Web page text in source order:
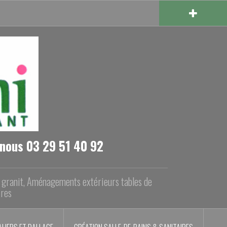
03 29 51 40 92
Aménagements extérieurs tables de